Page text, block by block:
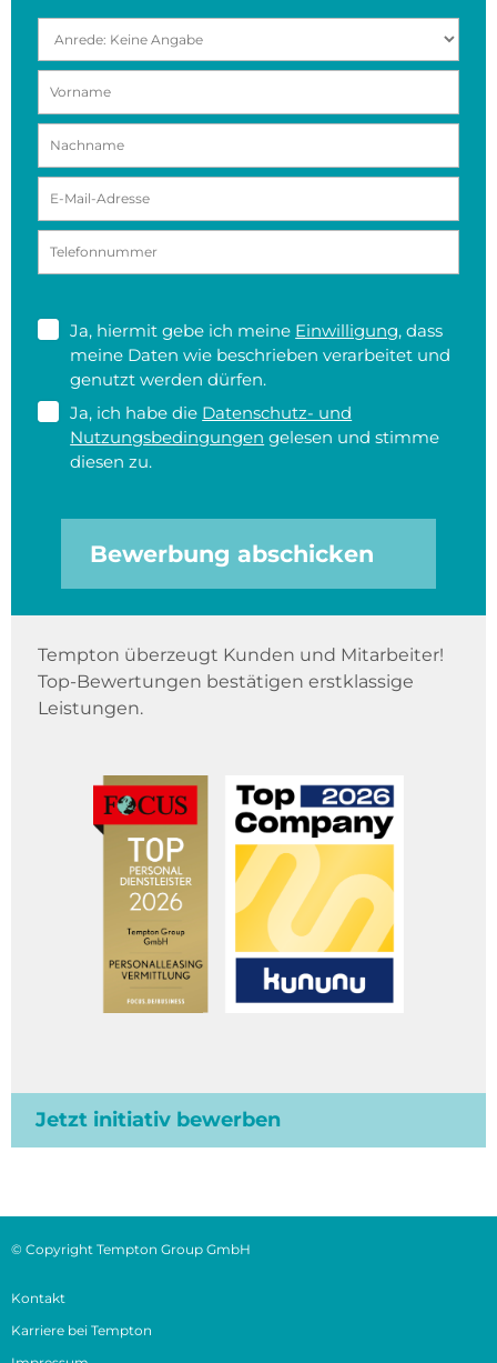
Ja, hiermit gebe ich meine Einwilligung, dass
meine Daten wie beschrieben verarbeitet und
genutzt werden dürfen.
Ja, ich habe die Datenschutz- und
Nutzungsbedingungen gelesen und stimme
diesen zu.
Bewerbung abschicken
Tempton überzeugt Kunden und Mitarbeiter!
Top-Bewertungen bestätigen erstklassige
Leistungen.
Jetzt initiativ bewerben
© Copyright Tempton Group GmbH
Kontakt
Karriere bei Tempton